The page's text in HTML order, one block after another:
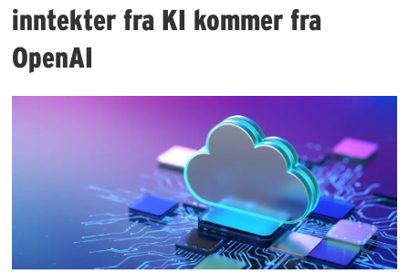
inntekter fra KI kommer fra
OpenAI